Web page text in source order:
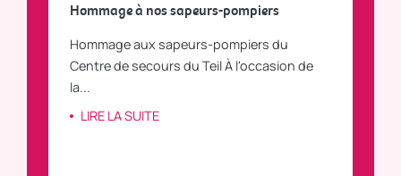
Hommage à nos sapeurs-pompiers
Hommage aux sapeurs-pompiers du
Centre de secours du Teil À l'occasion de
la...
LIRE LA SUITE